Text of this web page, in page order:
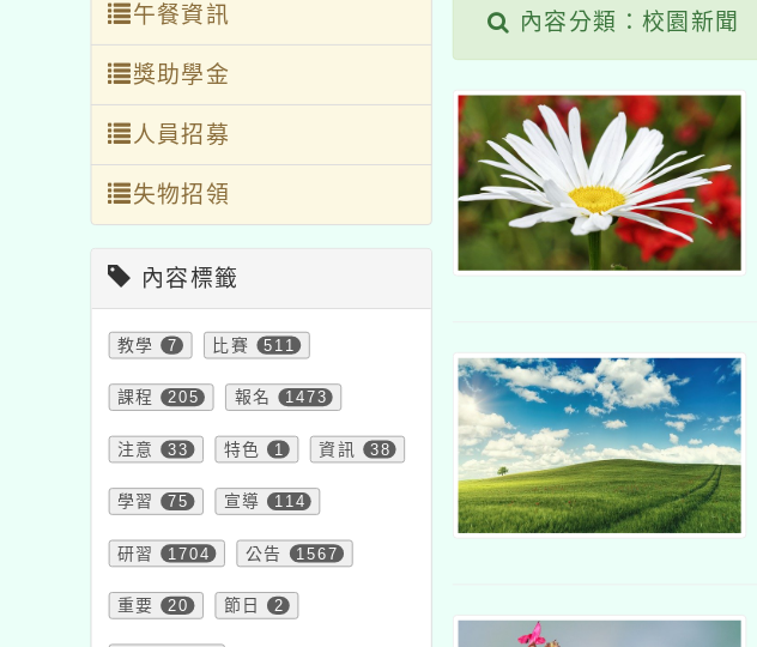
午餐資訊
獎助學金
人員招募
失物招領
內容標籤
教學 7 比賽 511
課程 205 報名 1473
注意 33 特色 1 資訊 38
學習 75 宣導 114
研習 1704 公告 1567
重要 20 節日 2
內容分類：校園新聞